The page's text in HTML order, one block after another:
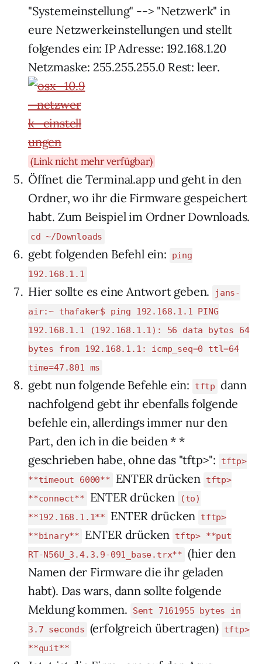
"Systemeinstellung" --> "Netzwerk" in
eure Netzwerkeinstellungen und stellt
folgendes ein: IP Adresse: 192.168.1.20
Netzmaske: 255.255.255.0 Rest: leer.
(Link nicht mehr verfügbar)
Öffnet die Terminal.app und geht in den
Ordner, wo ihr die Firmware gespeichert
habt. Zum Beispiel im Ordner Downloads.
cd ~/Downloads
gebt folgenden Befehl ein:
ping
192.168.1.1
Hier sollte es eine Antwort geben.
jans-
air:~ thafaker$ ping 192.168.1.1 PING
192.168.1.1 (192.168.1.1): 56 data bytes 64
bytes from 192.168.1.1: icmp_seq=0 ttl=64
time=47.801 ms
gebt nun folgende Befehle ein: tftp dann
nachfolgend gebt ihr ebenfalls folgende
befehle ein, allerdings immer nur den
Part, den ich in die beiden * *
geschrieben habe, ohne das "tftp>":
tftp>
**timeout 6000**
ENTER drücken
tftp>
**connect**
ENTER drücken
(to)
**192.168.1.1**
ENTER drücken
tftp>
**binary**
ENTER drücken
tftp> **put
RT-N56U_3.4.3.9-091_base.trx** (hier den
Namen der Firmware die ihr geladen
habt). Das wars, dann sollte folgende
Meldung kommen.
Sent 7161955 bytes in
3.7 seconds (erfolgreich übertragen) tftp>
**quit**